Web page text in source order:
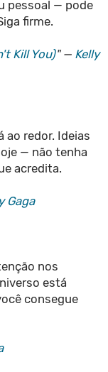
pessoal — pode
firme.
Kill You)" — Kelly
ao redor. Ideias
— não tenha
acredita.
Gaga
nos
está
consegue